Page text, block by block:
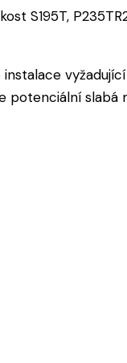
S195T,
potenciální